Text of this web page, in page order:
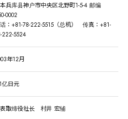
兵库县神户市中央区北野町1-5-4 邮编
0002
：+81-78-222-5515（总机） 传真：+81-
222-5524
年12月
亿日元
取缔役社长 村井 宏辅